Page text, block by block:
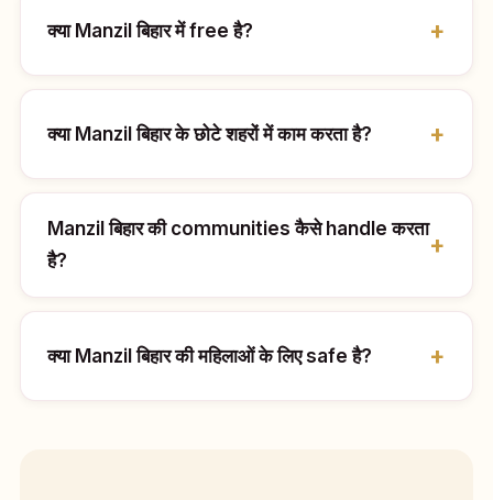
क्या Manzil बिहार में free है?
क्या Manzil बिहार के छोटे शहरों में काम करता है?
Manzil बिहार की communities कैसे handle करता
है?
क्या Manzil बिहार की महिलाओं के लिए safe है?